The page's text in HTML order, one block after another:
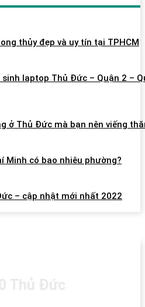
thủy đẹp và uy tín tại TPHCM
sinh laptop Thủ Đức – Quận 2 –
ở Thủ Đức mà bạn nên viếng
Minh có bao nhiêu phường?
– cập nhật mới nhất 2022